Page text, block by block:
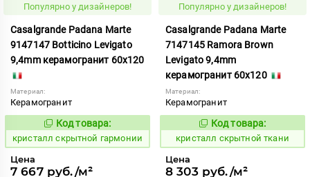
Популярно у дизайнеров!
Casalgrande Padana Marte
9147147 Botticino Levigato
9,4mm керамогранит 60x120
Материал:
Керамогранит
823766
Код товара:
кристалл скрытной гармонии
Цена
7 667 руб./м²
Популярно у дизайнеров!
Casalgrande Padana Marte
7147145 Ramora Brown
Levigato 9,4mm
керамогранит 60x120
Материал:
Керамогранит
823855
Код товара:
кристалл скрытной ткани
Цена
8 303 руб./м²